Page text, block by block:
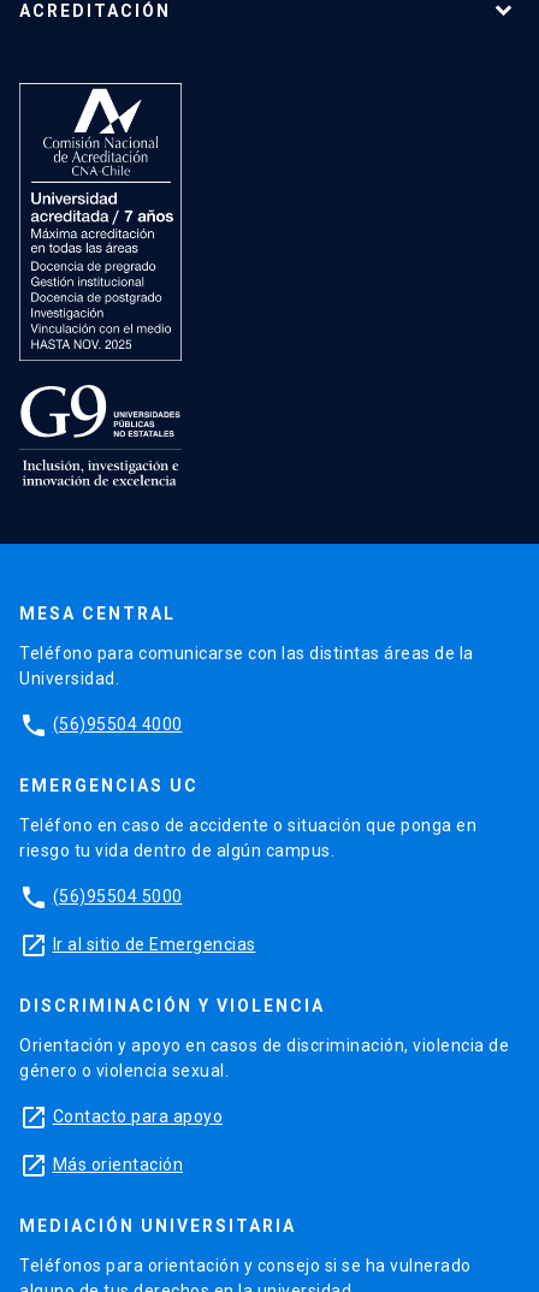
ACREDITACIÓN
MESA CENTRAL
Teléfono para comunicarse con las distintas áreas de la
Universidad.
phone (56)95504 4000
EMERGENCIAS UC
Teléfono en caso de accidente o situación que ponga en
riesgo tu vida dentro de algún campus.
phone (56)95504 5000
launch Ir al sitio de Emergencias
DISCRIMINACIÓN Y VIOLENCIA
Orientación y apoyo en casos de discriminación, violencia de
género o violencia sexual.
launch Contacto para apoyo
launch Más orientación
MEDIACIÓN UNIVERSITARIA
Teléfonos para orientación y consejo si se ha vulnerado